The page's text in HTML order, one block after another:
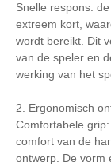
Snelle respons:
extreem kort,
wordt bereikt. Dit
van de speler en
werking van het
2. Ergonomisch
Comfortabele
comfort van de
ontwerp. De vorm